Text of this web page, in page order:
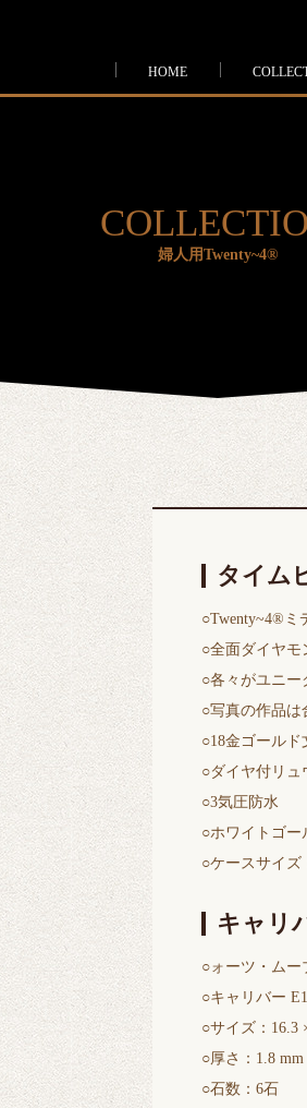
HOME
婦人用Twenty~4®
タイム
○Twenty~4®ミ
○全面ダイヤモ
○各々がユニー
○写真の作品は
○18金ゴールド
○ダイヤ付リュ
○3気圧防水
○ホワイトゴー
○ケースサイズ
キャリ
○ォーツ・ムー
○キャリバー
○サイズ：16.3
○厚さ：1.8 mm
○石数：6石